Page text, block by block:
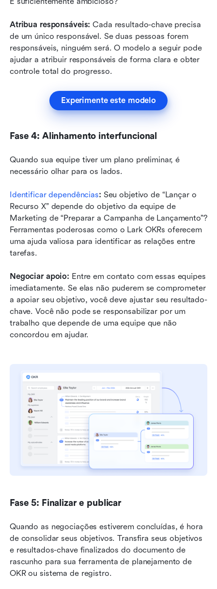
Atribua responsáveis: Cada resultado-chave precisa
de um único responsável. Se duas pessoas forem
responsáveis, ninguém será. O modelo a seguir pode
ajudar a atribuir responsáveis de forma clara e obter
controle total do progresso.
Experimente este modelo
Fase 4: Alinhamento interfuncional
Quando sua equipe tiver um plano preliminar, é
necessário olhar para os lados.
Identificar dependências: Seu objetivo de “Lançar o
Recurso X” depende do objetivo da equipe de
Marketing de “Preparar a Campanha de Lançamento”?
Ferramentas poderosas como o Lark OKRs oferecem
uma ajuda valiosa para identificar as relações entre
tarefas.
Negociar apoio: Entre em contato com essas equipes
imediatamente. Se elas não puderem se comprometer
a apoiar seu objetivo, você deve ajustar seu resultado-
chave. Você não pode se responsabilizar por um
trabalho que depende de uma equipe que não
concordou em ajudar.
Fase 5: Finalizar e publicar
Quando as negociações estiverem concluídas, é hora
de consolidar seus objetivos. Transfira seus objetivos
e resultados-chave finalizados do documento de
rascunho para sua ferramenta de planejamento de
OKR ou sistema de registro.